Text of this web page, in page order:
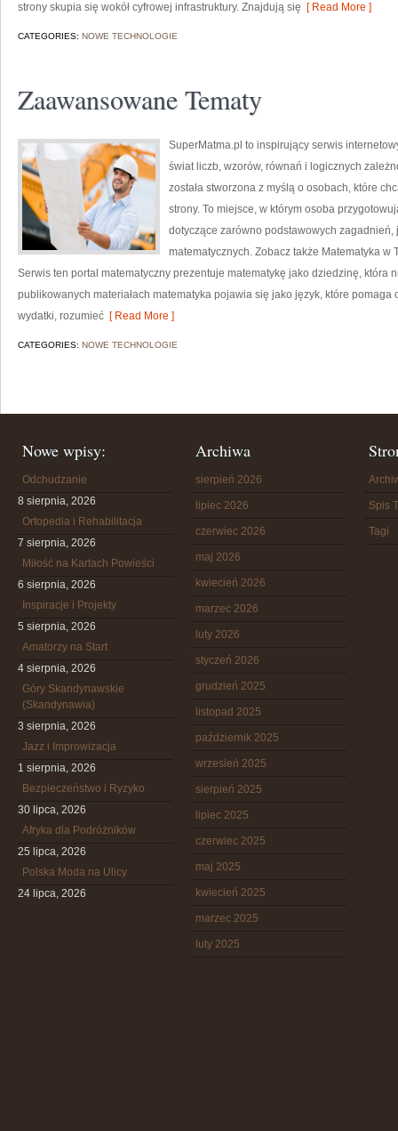
strony skupia się wokół cyfrowej infrastruktury. Znajdują się [ Read More ]
CATEGORIES: NOWE TECHNOLOGIE
Zaawansowane Tematy
SuperMatma.pl to inspirujący serwis
świat liczb, wzorów, równań i logicznych
została stworzona z myślą o osobach, które
strony. To miejsce, w którym osoba
dotyczące zarówno podstawowych
matematycznych. Zobacz także Matematyka w
Serwis ten portal matematyczny prezentuje matematykę jako dziedzinę, która
publikowanych materiałach matematyka pojawia się jako język, które
wydatki, rozumieć [ Read More ]
CATEGORIES: NOWE TECHNOLOGIE
Nowe wpisy:
Odchudzanie
8 sierpnia, 2026
Ortopedia i Rehabilitacja
7 sierpnia, 2026
Miłość na Kartach Powieści
6 sierpnia, 2026
Inspiracje i Projekty
5 sierpnia, 2026
Amatorzy na Start
4 sierpnia, 2026
Góry Skandynawskie
(Skandynawia)
3 sierpnia, 2026
Jazz i Improwizacja
1 sierpnia, 2026
Bezpieczeństwo i Ryzyko
30 lipca, 2026
Afryka dla Podróżników
25 lipca, 2026
Polska Moda na Ulicy
24 lipca, 2026
Archiwa
sierpień 2026
lipiec 2026
czerwiec 2026
maj 2026
kwiecień 2026
marzec 2026
luty 2026
styczeń 2026
grudzień 2025
listopad 2025
październik 2025
wrzesień 2025
sierpień 2025
lipiec 2025
czerwiec 2025
maj 2025
kwiecień 2025
marzec 2025
luty 2025
Spis
Tagi